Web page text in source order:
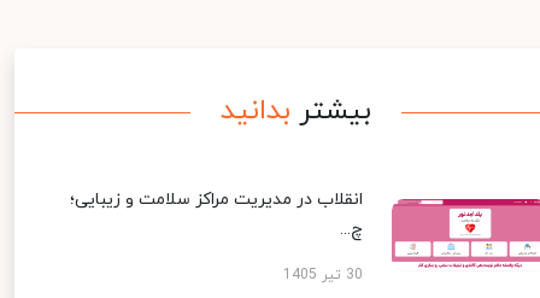
بیشتر بدانید
انقلاب در مدیریت مراکز سلامت و زیبایی؛
چ...
30 تیر 1405